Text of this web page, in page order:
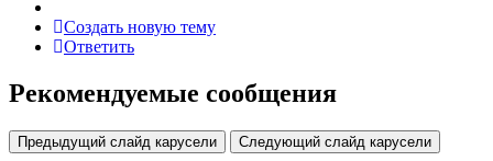
Создать новую тему
Ответить
Рекомендуемые сообщения
Предыдущий слайд карусели Следующий слайд карусели